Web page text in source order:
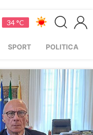
34 °C
SPORT POLITICA